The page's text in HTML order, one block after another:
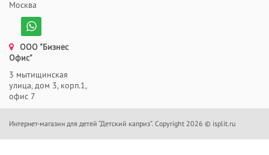
Москва
ООО "Бизнес
Офис"
3 мытищинская
улица, дом 3, корп.1,
офис 7
Интернет-магазин для детей “Детский каприз”. Copyright 2026 © isplit.ru